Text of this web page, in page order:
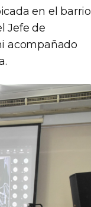
en el barrio
Jefe de
acompañado